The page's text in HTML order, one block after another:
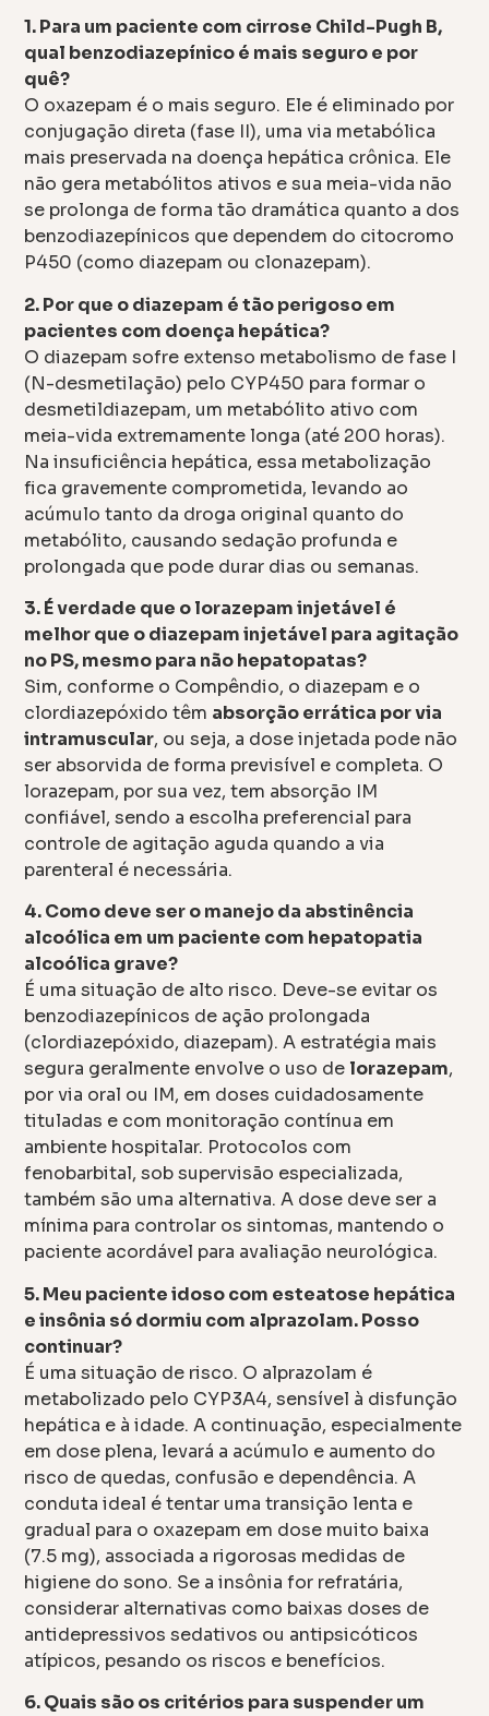
1. Para um paciente com cirrose Child-Pugh B,
qual benzodiazepínico é mais seguro e por
quê?
O oxazepam é o mais seguro. Ele é eliminado por
conjugação direta (fase II), uma via metabólica
mais preservada na doença hepática crônica. Ele
não gera metabólitos ativos e sua meia-vida não
se prolonga de forma tão dramática quanto a dos
benzodiazepínicos que dependem do citocromo
P450 (como diazepam ou clonazepam).
2. Por que o diazepam é tão perigoso em
pacientes com doença hepática?
O diazepam sofre extenso metabolismo de fase I
(N-desmetilação) pelo CYP450 para formar o
desmetildiazepam, um metabólito ativo com
meia-vida extremamente longa (até 200 horas).
Na insuficiência hepática, essa metabolização
fica gravemente comprometida, levando ao
acúmulo tanto da droga original quanto do
metabólito, causando sedação profunda e
prolongada que pode durar dias ou semanas.
3. É verdade que o lorazepam injetável é
melhor que o diazepam injetável para agitação
no PS, mesmo para não hepatopatas?
Sim, conforme o Compêndio, o diazepam e o
clordiazepóxido têm absorção errática por via
intramuscular, ou seja, a dose injetada pode não
ser absorvida de forma previsível e completa. O
lorazepam, por sua vez, tem absorção IM
confiável, sendo a escolha preferencial para
controle de agitação aguda quando a via
parenteral é necessária.
4. Como deve ser o manejo da abstinência
alcoólica em um paciente com hepatopatia
alcoólica grave?
É uma situação de alto risco. Deve-se evitar os
benzodiazepínicos de ação prolongada
(clordiazepóxido, diazepam). A estratégia mais
segura geralmente envolve o uso de lorazepam,
por via oral ou IM, em doses cuidadosamente
tituladas e com monitoração contínua em
ambiente hospitalar. Protocolos com
fenobarbital, sob supervisão especializada,
também são uma alternativa. A dose deve ser a
mínima para controlar os sintomas, mantendo o
paciente acordável para avaliação neurológica.
5. Meu paciente idoso com esteatose hepática
e insônia só dormiu com alprazolam. Posso
continuar?
É uma situação de risco. O alprazolam é
metabolizado pelo CYP3A4, sensível à disfunção
hepática e à idade. A continuação, especialmente
em dose plena, levará a acúmulo e aumento do
risco de quedas, confusão e dependência. A
conduta ideal é tentar uma transição lenta e
gradual para o oxazepam em dose muito baixa
(7.5 mg), associada a rigorosas medidas de
higiene do sono. Se a insônia for refratária,
considerar alternativas como baixas doses de
antidepressivos sedativos ou antipsicóticos
atípicos, pesando os riscos e benefícios.
6. Quais são os critérios para suspender um